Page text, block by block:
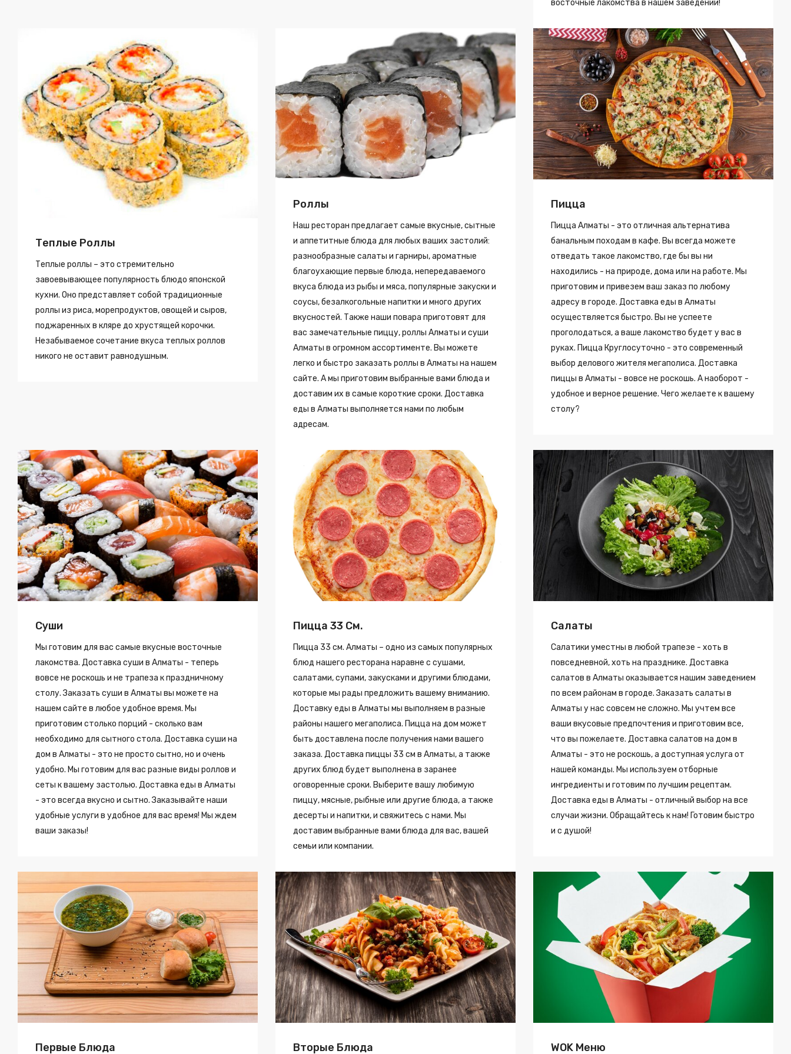
восточные лакомства в нашем заведении!
Теплые Роллы
Теплые роллы – это стремительно
завоевывающее популярность блюдо японской
кухни. Оно представляет собой традиционные
роллы из риса, морепродуктов, овощей и сыров,
поджаренных в кляре до хрустящей корочки.
Незабываемое сочетание вкуса теплых роллов
никого не оставит равнодушным.
Роллы
Наш ресторан предлагает самые вкусные, сытные
и аппетитные блюда для любых ваших застолий:
разнообразные салаты и гарниры, ароматные
благоухающие первые блюда, непередаваемого
вкуса блюда из рыбы и мяса, популярные закуски и
соусы, безалкогольные напитки и много других
вкусностей. Также наши повара приготовят для
вас замечательные пиццу, роллы Алматы и суши
Алматы в огромном ассортименте. Вы можете
легко и быстро заказать роллы в Алматы на нашем
сайте. А мы приготовим выбранные вами блюда и
доставим их в самые короткие сроки. Доставка
еды в Алматы выполняется нами по любым
адресам.
Пицца
Пицца Алматы - это отличная альтернатива
банальным походам в кафе. Вы всегда можете
отведать такое лакомство, где бы вы ни
находились - на природе, дома или на работе. Мы
приготовим и привезем ваш заказ по любому
адресу в городе. Доставка еды в Алматы
осуществляется быстро. Вы не успеете
проголодаться, а ваше лакомство будет у вас в
руках. Пицца Круглосуточно - это современный
выбор делового жителя мегаполиса. Доставка
пиццы в Алматы - вовсе не роскошь. А наоборот -
удобное и верное решение. Чего желаете к вашему
столу?
Суши
Мы готовим для вас самые вкусные восточные
лакомства. Доставка суши в Алматы - теперь
вовсе не роскошь и не трапеза к праздничному
столу. Заказать суши в Алматы вы можете на
нашем сайте в любое удобное время. Мы
приготовим столько порций - сколько вам
необходимо для сытного стола. Доставка суши на
дом в Алматы - это не просто сытно, но и очень
удобно. Мы готовим для вас разные виды роллов и
сеты к вашему застолью. Доставка еды в Алматы
- это всегда вкусно и сытно. Заказывайте наши
удобные услуги в удобное для вас время! Мы ждем
ваши заказы!
Пицца 33 См.
Пицца 33 см. Алматы – одно из самых популярных
блюд нашего ресторана наравне с сушами,
салатами, супами, закусками и другими блюдами,
которые мы рады предложить вашему вниманию.
Доставку еды в Алматы мы выполняем в разные
районы нашего мегаполиса. Пицца на дом может
быть доставлена после получения нами вашего
заказа. Доставка пиццы 33 см в Алматы, а также
других блюд будет выполнена в заранее
оговоренные сроки. Выберите вашу любимую
пиццу, мясные, рыбные или другие блюда, а также
десерты и напитки, и свяжитесь с нами. Мы
доставим выбранные вами блюда для вас, вашей
семьи или компании.
Салаты
Салатики уместны в любой трапезе - хоть в
повседневной, хоть на празднике. Доставка
салатов в Алматы оказывается нашим заведением
по всем районам в городе. Заказать салаты в
Алматы у нас совсем не сложно. Мы учтем все
ваши вкусовые предпочтения и приготовим все,
что вы пожелаете. Доставка салатов на дом в
Алматы - это не роскошь, а доступная услуга от
нашей команды. Мы используем отборные
ингредиенты и готовим по лучшим рецептам.
Доставка еды в Алматы - отличный выбор на все
случаи жизни. Обращайтесь к нам! Готовим быстро
и с душой!
Первые Блюда Вторые Блюда WOK Меню